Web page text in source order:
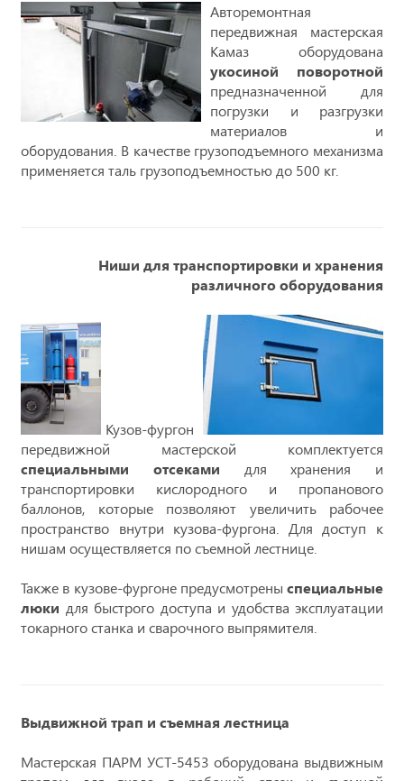
Авторемонтная
передвижная мастерская
Камаз оборудована
укосиной поворотной
предназначенной для
погрузки и разгрузки
материалов и
оборудования. В качестве грузоподъемного механизма
применяется таль грузоподъемностью до 500 кг.
Ниши для транспортировки и хранения
различного оборудования
Кузов-фургон
передвижной мастерской комплектуется
cпециальными отсеками для хранения и
транспортировки кислородного и пропанового
баллонов, которые позволяют увеличить рабочее
пространство внутри кузова-фургона. Для доступ к
нишам осуществляется по съемной лестнице.
Также в кузове-фургоне предусмотрены специальные
люки для быстрого доступа и удобства эксплуатации
токарного станка и сварочного выпрямителя.
Выдвижной трап и съемная лестница
Мастерская ПАРМ УСТ-5453 оборудована выдвижным